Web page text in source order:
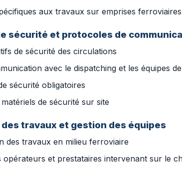
aux travaux sur emprises ferroviaires
sécurité et protocoles de
de sécurité des circulations
avec le dispatching et les équipes
sécurité obligatoires
de sécurité sur site
travaux et gestion des équipes
des travaux en milieu ferroviaire
opérateurs et prestataires intervenant sur le